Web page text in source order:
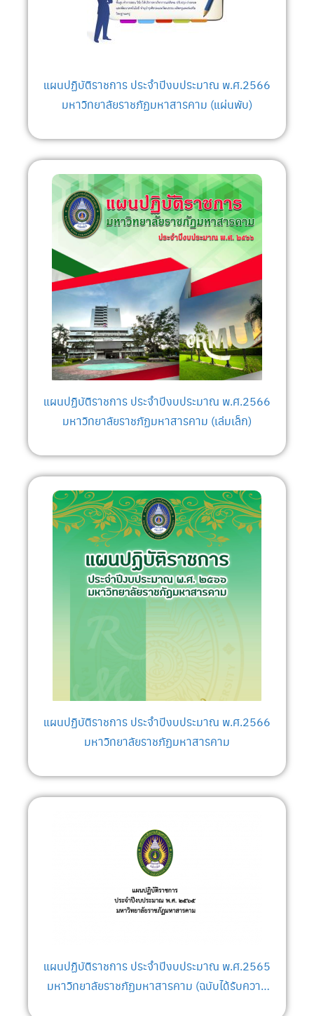
แผนปฏิบัติราชการ ประจำปีงบประมาณ พ.ศ.2566
มหาวิทยาลัยราชภัฏมหาสารคาม (แผ่นพับ)
แผนปฏิบัติราชการ ประจำปีงบประมาณ พ.ศ.2566
มหาวิทยาลัยราชภัฏมหาสารคาม (เล่มเล็ก)
แผนปฏิบัติราชการ ประจำปีงบประมาณ พ.ศ.2566
มหาวิทยาลัยราชภัฏมหาสารคาม
แผนปฏิบัติราชการ ประจำปีงบประมาณ พ.ศ.2565
มหาวิทยาลัยราชภัฏมหาสารคาม (ฉบับได้รับความ